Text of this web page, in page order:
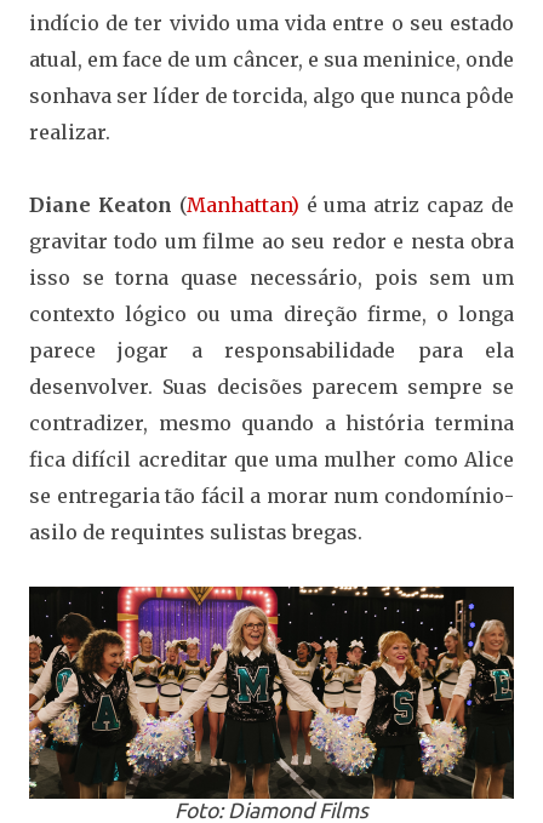
indício de ter vivido uma vida entre o seu estado
atual, em face de um câncer, e sua meninice, onde
sonhava ser líder de torcida, algo que nunca pôde
realizar.
Diane Keaton (Manhattan) é uma atriz capaz de
gravitar todo um filme ao seu redor e nesta obra
isso se torna quase necessário, pois sem um
contexto lógico ou uma direção firme, o longa
parece jogar a responsabilidade para ela
desenvolver. Suas decisões parecem sempre se
contradizer, mesmo quando a história termina
fica difícil acreditar que uma mulher como Alice
se entregaria tão fácil a morar num condomínio-
asilo de requintes sulistas bregas.
Foto: Diamond Films